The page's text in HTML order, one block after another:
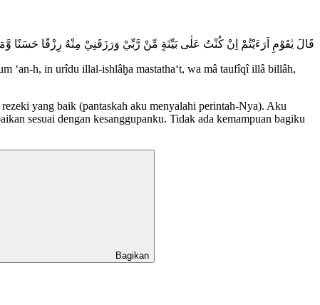
قَالَ يٰقَوْمِ اَرَءَيْتُمْ اِنْ كُنْتُ عَلٰى بَيِّنَةٍ مِّنْ رَّبِّيْ وَرَزَقَنِيْ مِنْهُ رِزْقًا حَسَنًا
‘an-h, in urîdu illal-ishlâḫa mastatha‘t, wa mâ taufîqî illâ billâh,
yang baik (pantaskah aku menyalahi perintah-Nya). Aku
sesuai dengan kesanggupanku. Tidak ada kemampuan bagiku
Bagikan